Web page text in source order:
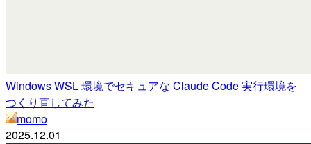
Windows WSL 環境でセキュアな Claude Code 実行環境を
つくり直してみた
momo
2025.12.01